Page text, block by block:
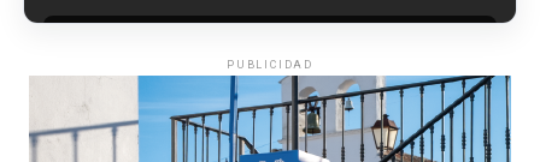
PUBLICIDAD